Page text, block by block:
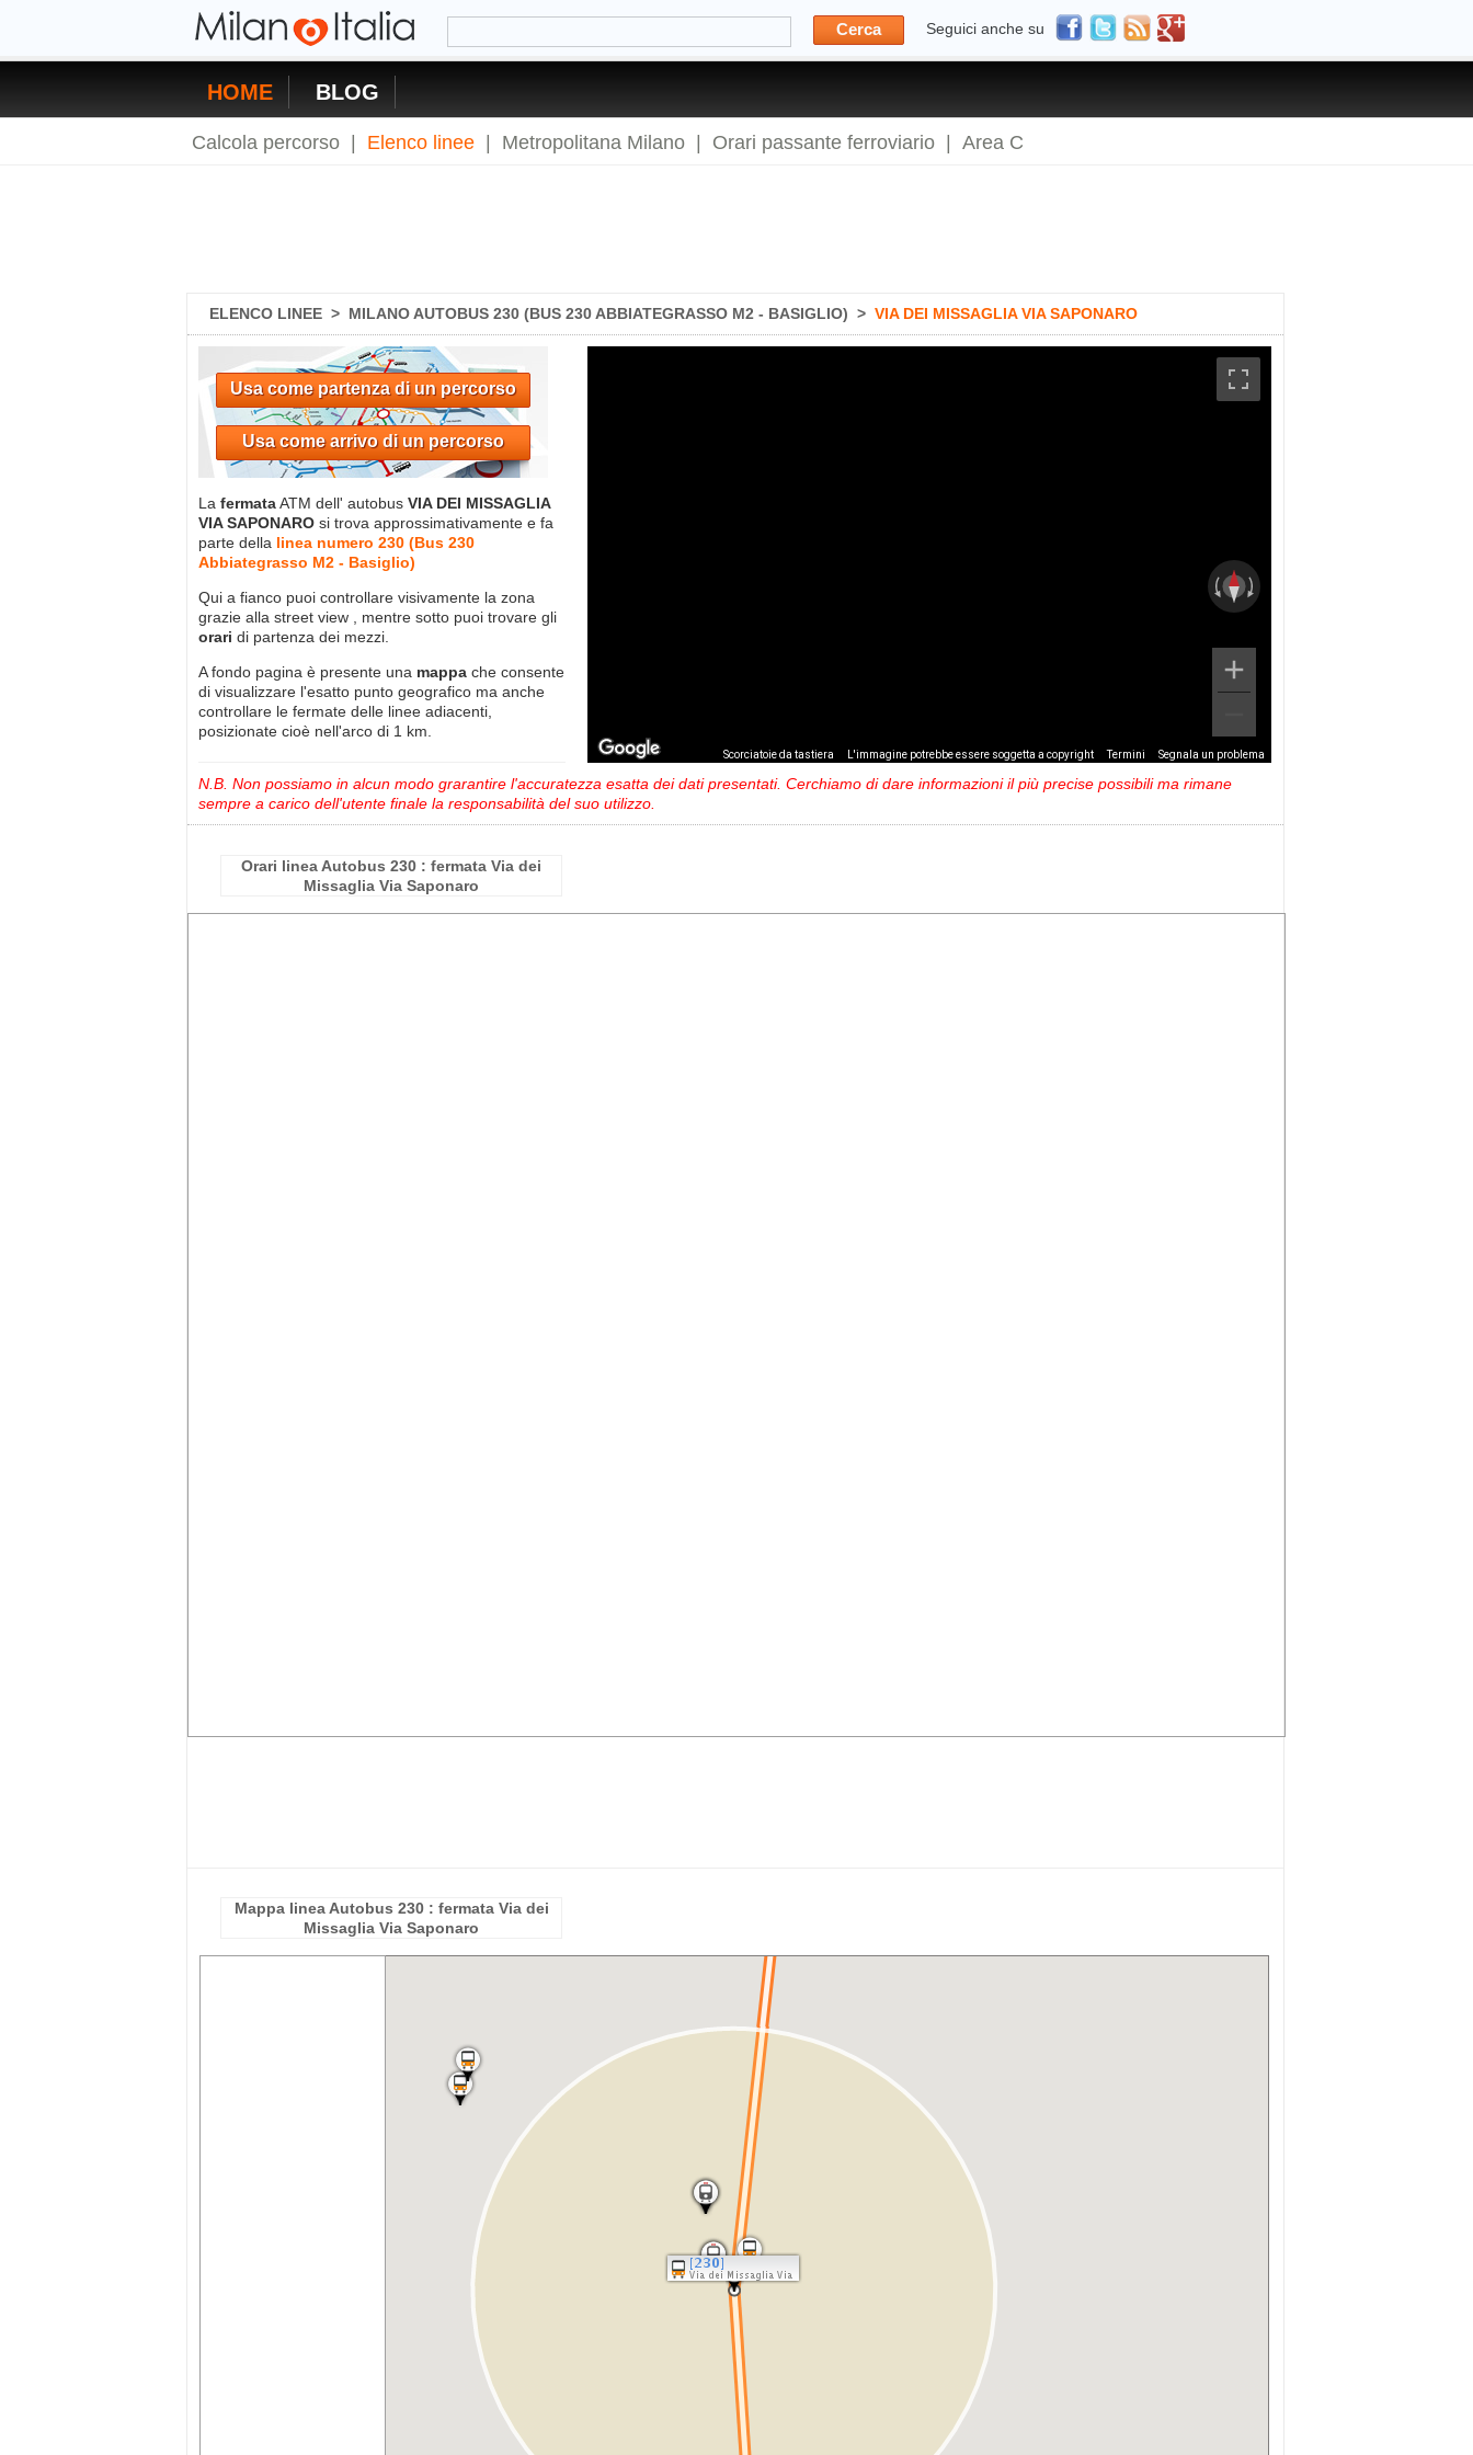
Cerca Seguici anche su
HOME BLOG
Calcola percorso Elenco linee Metropolitana Milano Orari passante ferroviario Area C
ELENCO LINEE > MILANO AUTOBUS 230 (BUS 230 ABBIATEGRASSO M2 - BASIGLIO) > VIA DEI MISSAGLIA VIA SAPONARO
Usa come partenza di un percorso
Usa come arrivo di un percorso
La fermataATM dell' autobus VIA DEI MISSAGLIA
VIA SAPONARO si trova approssimativamente e fa
parte della linea numero 230 (Bus 230
Abbiategrasso M2 - Basiglio)
Qui a fianco puoi controllare visivamente la zona
grazie alla street view , mentre sotto puoi trovare gli
orari di partenza dei mezzi.
A fondo pagina è presente una mappa che consente
di visualizzare l'esatto punto geografico ma anche
controllare le fermate delle linee adiacenti,
posizionate cioè nell'arco di 1 km.
Scorciatoie da tastiera L'immagine potrebbe essere soggetta a copyright Termini Segnala un problema
N.B. Non possiamo in alcun modo grarantire l'accuratezza esatta dei dati presentati. Cerchiamo di dare informazioni il più precise possibili ma rimane
sempre a carico dell'utente finale la responsabilità del suo utilizzo.
Orari linea Autobus 230 : fermata Via dei
Missaglia Via Saponaro
Mappa linea Autobus 230 : fermata Via dei
Missaglia Via Saponaro